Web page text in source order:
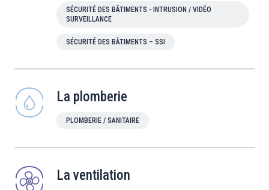
SÉCURITÉ DES BÂTIMENTS - INTRUSION / VIDÉO
SURVEILLANCE
SÉCURITÉ DES BÂTIMENTS – SSI
La plomberie
PLOMBERIE / SANITAIRE
La ventilation